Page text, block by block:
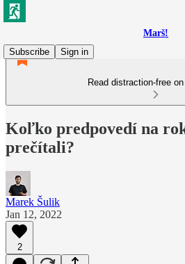
Marš!
Subscribe
Sign in
Read distraction-free
Koľko predpovedí na
prečítali?
Marek Šulik
Jan 12, 2022
2